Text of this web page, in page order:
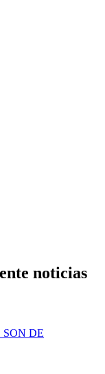
noticias